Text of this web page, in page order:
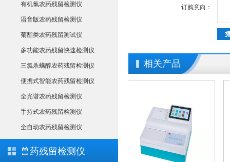
有机氯农药残留检测仪
语音版农药残留检测仪
菊酯类农药残留测试仪
多功能农药残留快速检测仪
三氯杀螨醇农药残留检测仪
便携式智能农药残留检测仪
全光谱农药残留检测仪
手持式农药残留检测仪
全自动农药残留检测仪
兽药残留检测仪
订购意向：
相关产品